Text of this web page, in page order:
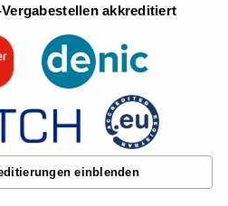
akkreditiert
einblenden